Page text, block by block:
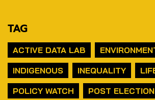
TAG
ACTIVE DATA LAB
INDIGENOUS
INEQUALITY
POLICY WATCH
POST ELECTION